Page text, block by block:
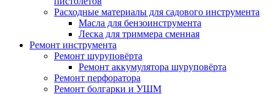
Расходные материалы для садового инструмента
Масла для бензоинструмента
Леска для триммера сменная
Ремонт инструмента
Ремонт шуруповёрта
Ремонт аккумулятора шуруповёрта
Ремонт перфоратора
Ремонт болгарки и УШМ